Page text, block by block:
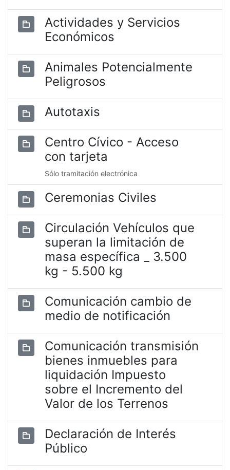
Actividades y Servicios
Económicos
Animales Potencialmente
Peligrosos
Autotaxis
Centro Cívico - Acceso
con tarjeta
Sólo tramitación electrónica
Ceremonias Civiles
Circulación Vehículos que
superan la limitación de
masa específica _ 3.500
kg - 5.500 kg
Comunicación cambio de
medio de notificación
Comunicación transmisión
bienes inmuebles para
liquidación Impuesto
sobre el Incremento del
Valor de los Terrenos
Declaración de Interés
Público